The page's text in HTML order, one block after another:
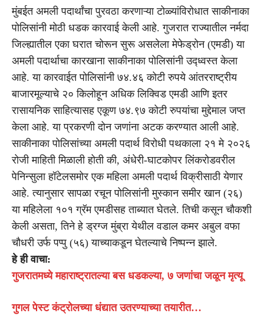
मुंबईत अमली पदार्थांचा पुरवठा करणाऱ्या टोळ्यांविरोधात साकीनाका
पोलिसांनी मोठी धडक कारवाई केली आहे. गुजरात राज्यातील नर्मदा
जिल्ह्यातील एका घरात चोरून सुरू असलेला मेफेड्रोन (एमडी) या
अमली पदार्थाचा कारखाना साकीनाका पोलिसांनी उद्ध्वस्त केला
आहे. या कारवाईत पोलिसांनी ७४.४६ कोटी रुपये आंतरराष्ट्रीय
बाजारमूल्याचे २० किलोहून अधिक लिक्विड एमडी आणि इतर
रासायनिक साहित्यासह एकूण ७४.९७ कोटी रुपयांचा मुद्देमाल जप्त
केला आहे. या प्रकरणी दोन जणांना अटक करण्यात आली आहे.
साकीनाका पोलिसांच्या अमली पदार्थ विरोधी पथकाला २१ मे २०२६
रोजी माहिती मिळाली होती की, अंधेरी-घाटकोपर लिंकरोडवरील
पेनिन्सुला हॉटेलसमोर एक महिला अमली पदार्थ विक्रीसाठी येणार
आहे. त्यानुसार सापळा रचून पोलिसांनी मुस्कान समीर खान (२६)
या महिलेला १०१ ग्रॅम एमडीसह ताब्यात घेतले. तिची कसून चौकशी
केली असता, तिने हे ड्रग्ज मुंब्रा येथील वडाल कमर अबुल वफा
चौधरी उर्फ पप्पु (५६) याच्याकडून घेतल्याचे निष्पन्न झाले.
हे ही वाचा:
गुजरातमध्ये महाराष्ट्रातल्या बस धडकल्या, ७ जणांचा जळून मृत्यू
गुगल पेस्ट कंट्रोलच्या धंद्यात उतरण्याच्या तयारीत…